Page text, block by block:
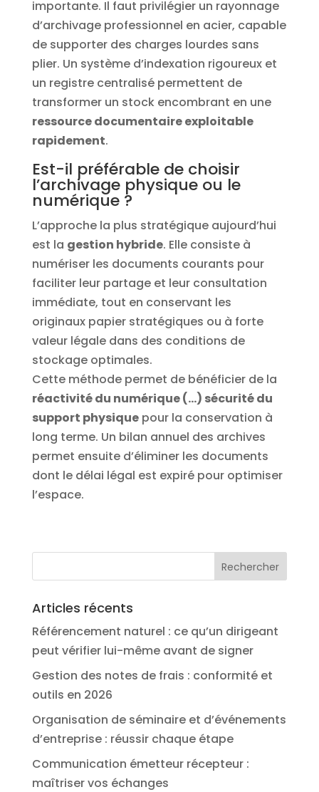
importante. Il faut privilégier un rayonnage
d’archivage professionnel en acier, capable
de supporter des charges lourdes sans
plier. Un système d’indexation rigoureux et
un registre centralisé permettent de
transformer un stock encombrant en une
ressource documentaire exploitable
rapidement.
Est-il préférable de choisir
l’archivage physique ou le
numérique ?
L’approche la plus stratégique aujourd’hui
est la gestion hybride. Elle consiste à
numériser les documents courants pour
faciliter leur partage et leur consultation
immédiate, tout en conservant les
originaux papier stratégiques ou à forte
valeur légale dans des conditions de
stockage optimales.
Cette méthode permet de bénéficier de la
réactivité du numérique (…) sécurité du
support physiquepour la conservation à
long terme. Un bilan annuel des archives
permet ensuite d’éliminer les documents
dont le délai légal est expiré pour optimiser
l’espace.
Articles récents
Référencement naturel : ce qu’un dirigeant
peut vérifier lui-même avant de signer
Gestion des notes de frais : conformité et
outils en 2026
Organisation de séminaire et d’événements
d’entreprise : réussir chaque étape
Communication émetteur récepteur :
maîtriser vos échanges